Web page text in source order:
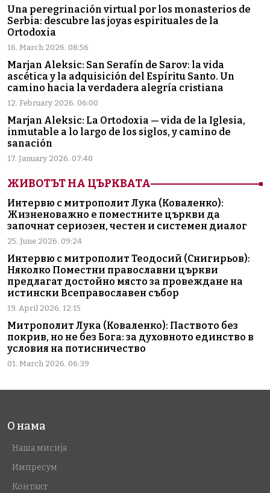
Una peregrinación virtual por los monasterios de
Serbia: descubre las joyas espirituales de la
Ortodoxia
16. March 2026. 08:56
Marjan Aleksic: San Serafín de Sarov: la vida
ascética y la adquisición del Espíritu Santo. Un
camino hacia la verdadera alegría cristiana
12. February 2026. 06:00
Marjan Aleksic: La Ortodoxia — vida de la Iglesia,
inmutable a lo largo de los siglos, y camino de
sanación
17. January 2026. 07:40
ЖИВОТЪТ НА ЦЪРКВАТА
Интервю с митрополит Лука (Коваленко):
Жизненоважно е поместните църкви да
започнат сериозен, честен и системен диалог
25. June 2026. 09:24
Интервю с митрополит Теодосий (Снигирьов):
Няколко Поместни православни църкви
предлагат достойно място за провеждане на
истински Всеправославен събор
19. April 2026. 12:15
Митрополит Лука (Коваленко): Паството без
покрив, но не без Бога: за духовното единство в
условия на потисничество
01. March 2026. 06:39
О нама
Наша мисија
Импресум
Контакт